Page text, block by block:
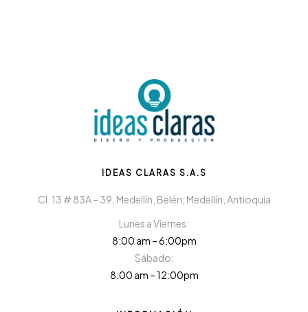
IDEAS CLARAS S.A.S
Cl. 13 # 83A – 39, Medellín, Belén, Medellín, Antioquia
Lunes a Viernes:
8:00 am – 6:00pm
Sábado:
8:00 am – 12:00pm